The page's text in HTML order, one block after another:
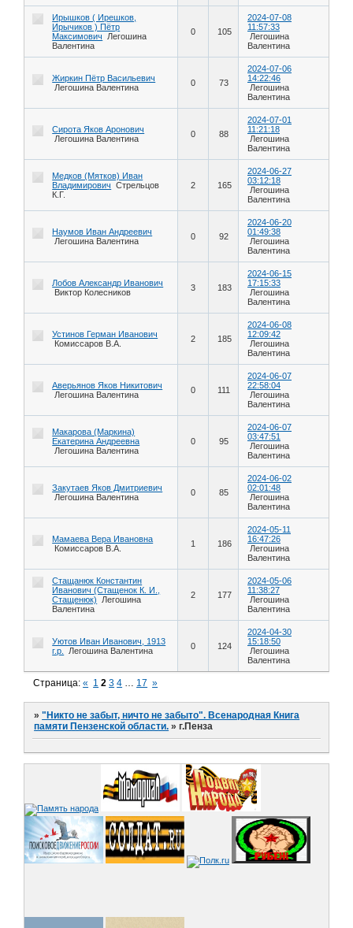
Ирышков ( Ирешков,
Ирычиков ) Пётр
Максимович
Легошина
Валентина
0 105
2024-07-08
11:57:33
Легошина
Валентина
Жиркин Пётр Васильевич
Легошина Валентина
0 73
2024-07-06
14:22:46
Легошина
Валентина
Сирота Яков Аронович
Легошина Валентина
0 88
2024-07-01
11:21:18
Легошина
Валентина
Медков (Мятков) Иван
Владимирович
Стрельцов
К.Г.
2 165
2024-06-27
03:12:18
Легошина
Валентина
Наумов Иван Андреевич
Легошина Валентина
0 92
2024-06-20
01:49:38
Легошина
Валентина
Лобов Александр Иванович
Виктор Колесников
3 183
2024-06-15
17:15:33
Легошина
Валентина
Устинов Герман Иванович
Комиссаров В.А.
2 185
2024-06-08
12:09:42
Легошина
Валентина
Аверьянов Яков Никитович
Легошина Валентина
0 111
2024-06-07
22:58:04
Легошина
Валентина
Макарова (Маркина)
Екатерина Андреевна
Легошина Валентина
0 95
2024-06-07
03:47:51
Легошина
Валентина
Закутаев Яков Дмитриевич
Легошина Валентина
0 85
2024-06-02
02:01:48
Легошина
Валентина
Мамаева Вера Ивановна
Комиссаров В.А.
1 186
2024-05-11
16:47:26
Легошина
Валентина
Стащанюк Константин
Иванович (Стащенок К. И.,
Стащенюк)
Легошина
Валентина
2 177
2024-05-06
11:38:27
Легошина
Валентина
Уютов Иван Иванович, 1913
г.р.
Легошина Валентина 0 124
2024-04-30
15:18:50
Легошина
Валентина
Страница:« 1 2 3 4 17 »
»"Никто не забыт, ничто не забыто". Всенародная Книга
памяти Пензенской области. »г.Пенза